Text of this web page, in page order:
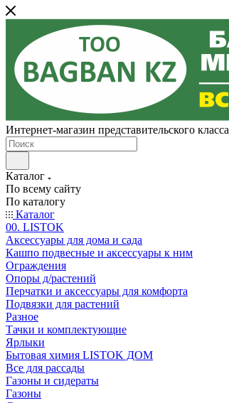
Интернет-магазин представительского класса
Каталог
По всему сайту
По каталогу
Каталог
00. LISTOK
Аксессуары для дома и сада
Кашпо подвесные и аксессуары к ним
Ограждения
Опоры д/растений
Перчатки и аксессуары для комфорта
Подвязки для растений
Разное
Тачки и комплектующие
Ярлыки
Бытовая химия LISTOK ДОМ
Все для рассады
Газоны и сидераты
Газоны